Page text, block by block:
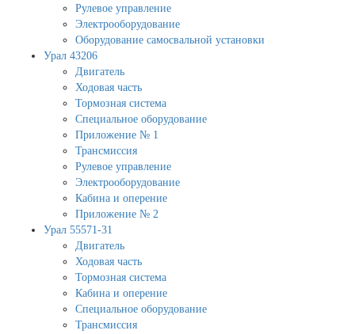
Рулевое управление
Электрооборудование
Оборудование самосвальной установки
Урал 43206
Двигатель
Ходовая часть
Тормозная система
Специальное оборудование
Приложение № 1
Трансмиссия
Рулевое управление
Электрооборудование
Кабина и оперение
Приложение № 2
Урал 55571-31
Двигатель
Ходовая часть
Тормозная система
Кабина и оперение
Специальное оборудование
Трансмиссия